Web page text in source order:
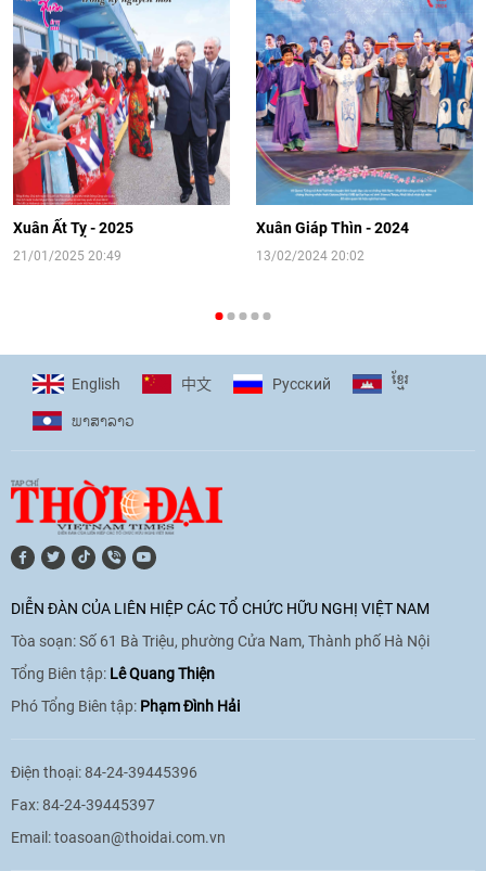
Video: Cơ hội giao lưu quốc tế cho học
sinh Việt Nam tại trại hè Artek
14:41|12/06/2026
[Video] Đối ngoại nhân dân Thủ đô
hướng tới kết nối hiệu quả nguồn lực
người Việt Nam ở nước ngoài
16:58|10/06/2026
phó với biến đổi khí hậu
17:07|09/06/2026
[Video] Lào dành ưu tiên hàng đầu cho
quan hệ với Việt Nam
11:01 |09/06/2026
[Video] Doanh nghiệp Hoa Kỳ hỗ trợ
Việt Nam xác định danh tính người mất
Xuân Ất Tỵ - 2025
21/01/2025 20:49
Xuân Giáp Thìn - 2024
13/02/2024 20:02
English 中文 Pусский ខ្មែរ
ພາ​ສາ​ລາວ
DIỄN ĐÀN CỦA LIÊN HIỆP CÁC TỔ CHỨC HỮU NGHỊ VIỆT NAM
Tòa soạn: Số 61 Bà Triệu, phường Cửa Nam, Thành phố Hà Nội
Tổng Biên tập: Lê Quang Thiện
Phó Tổng Biên tập: Phạm Đình Hải
Điện thoại: 84-24-39445396
Fax: 84-24-39445397
Email:toasoan@thoidai.com.vn